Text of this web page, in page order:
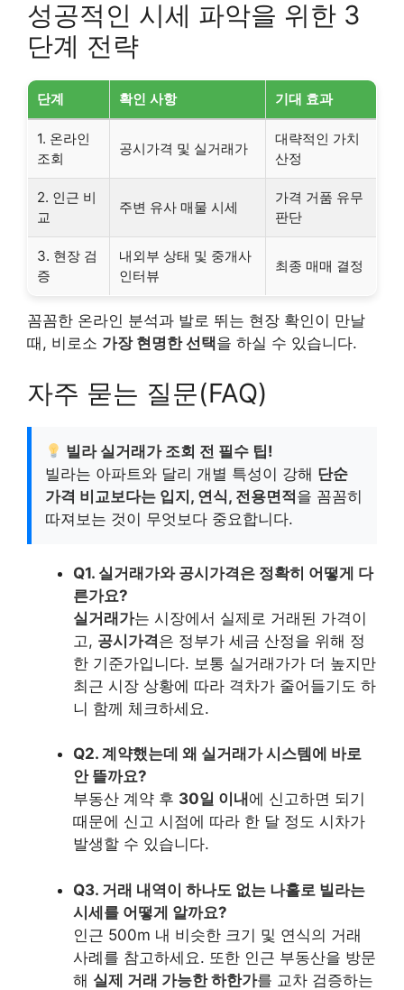
성공적인 시세 파악을 위한 3
단계 전략
단계 확인 사항 기대 효과
1. 온라인
조회
공시가격 및 실거래가
대략적인 가치
산정
2. 인근 비
교
주변 유사 매물 시세
가격 거품 유무
판단
3. 현장 검
증
내외부 상태 및 중개사
인터뷰
최종 매매 결정
꼼꼼한 온라인 분석과 발로 뛰는 현장 확인이 만날
때, 비로소 가장 현명한 선택을 하실 수 있습니다.
자주 묻는 질문(FAQ)
빌라 실거래가 조회 전 필수 팁!
빌라는 아파트와 달리 개별 특성이 강해 단순
가격 비교보다는 입지, 연식, 전용면적을 꼼꼼히
따져보는 것이 무엇보다 중요합니다.
Q1. 실거래가와 공시가격은 정확히 어떻게 다
른가요?
실거래가는 시장에서 실제로 거래된 가격이
고, 공시가격은 정부가 세금 산정을 위해 정
한 기준가입니다. 보통 실거래가가 더 높지만
최근 시장 상황에 따라 격차가 줄어들기도 하
니 함께 체크하세요.
Q2. 계약했는데 왜 실거래가 시스템에 바로
안 뜰까요?
부동산 계약 후 30일 이내 에 신고하면 되기
때문에 신고 시점에 따라 한 달 정도 시차가
발생할 수 있습니다.
Q3. 거래 내역이 하나도 없는 나홀로 빌라는
시세를 어떻게 알까요?
인근 500m 내 비슷한 크기 및 연식의 거래
사례를 참고하세요. 또한 인근 부동산을 방문
해 실제 거래 가능한 하한가를 교차 검증하는